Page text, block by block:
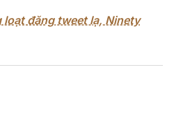
loạt đăng tweet lạ, Ninety